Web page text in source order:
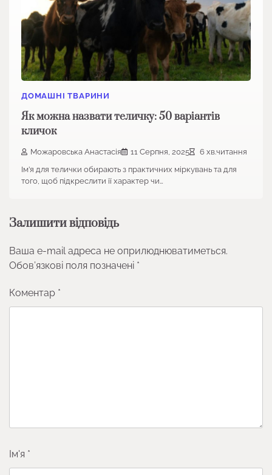
ДОМАШНІ ТВАРИНИ
Як можна назвати теличку: 50 варіантів
кличок
Можаровська Анастасія 11 Серпня, 2025
6 хв.читання
Ім’я для телички обирають з практичних міркувань та для
того, щоб підкреслити її характер чи…
Залишити відповідь
Ваша e-mail адреса не оприлюднюватиметься.
Обов’язкові поля позначені *
Коментар *
Ім'я *